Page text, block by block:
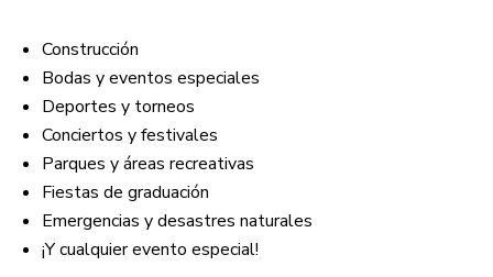
Construcción
Bodas y eventos especiales
Deportes y torneos
Conciertos y festivales
Parques y áreas recreativas
Fiestas de graduación
Emergencias y desastres naturales
¡Y cualquier evento especial!